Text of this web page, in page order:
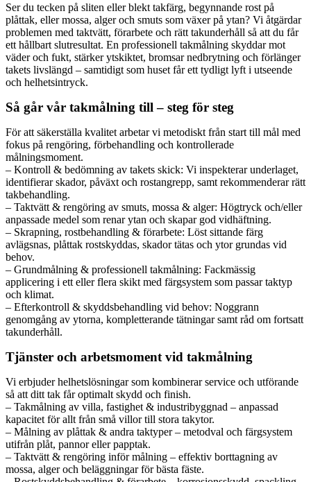
Ser du tecken på sliten eller blekt takfärg, begynnande rost på
plåttak, eller mossa, alger och smuts som växer på ytan? Vi åtgärdar
problemen med taktvätt, förarbete och rätt takunderhåll så att du får
ett hållbart slutresultat. En professionell takmålning skyddar mot
väder och fukt, stärker ytskiktet, bromsar nedbrytning och förlänger
takets livslängd – samtidigt som huset får ett tydligt lyft i utseende
och helhetsintryck.
Så går vår takmålning till – steg för steg
För att säkerställa kvalitet arbetar vi metodiskt från start till mål med
fokus på rengöring, förbehandling och kontrollerade
målningsmoment.
– Kontroll & bedömning av takets skick: Vi inspekterar underlaget,
identifierar skador, påväxt och rostangrepp, samt rekommenderar rätt
takbehandling.
– Taktvätt & rengöring av smuts, mossa & alger: Högtryck och/eller
anpassade medel som renar ytan och skapar god vidhäftning.
– Skrapning, rostbehandling & förarbete: Löst sittande färg
avlägsnas, plåttak rostskyddas, skador tätas och ytor grundas vid
behov.
– Grundmålning & professionell takmålning: Fackmässig
applicering i ett eller flera skikt med färgsystem som passar taktyp
och klimat.
– Efterkontroll & skyddsbehandling vid behov: Noggrann
genomgång av ytorna, kompletterande tätningar samt råd om fortsatt
takunderhåll.
Tjänster och arbetsmoment vid takmålning
Vi erbjuder helhetslösningar som kombinerar service och utförande
så att ditt tak får optimalt skydd och finish.
– Takmålning av villa, fastighet & industribyggnad – anpassad
kapacitet för allt från små villor till stora takytor.
– Målning av plåttak & andra taktyper – metodval och färgsystem
utifrån plåt, pannor eller papptak.
– Taktvätt & rengöring inför målning – effektiv borttagning av
mossa, alger och beläggningar för bästa fäste.